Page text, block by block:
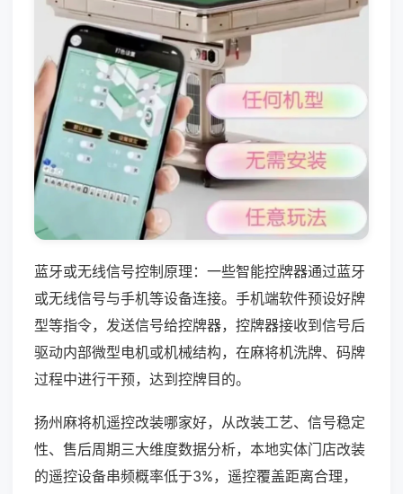
蓝牙或无线信号控制原理：一些智能控牌器通过蓝牙
或无线信号与手机等设备连接。手机端软件预设好牌
型等指令，发送信号给控牌器，控牌器接收到信号后
驱动内部微型电机或机械结构，在麻将机洗牌、码牌
过程中进行干预，达到控牌目的。
扬州麻将机遥控改装哪家好，从改装工艺、信号稳定
性、售后周期三大维度数据分析，本地实体门店改装
的遥控设备串频概率低于3%，遥控覆盖距离合理，